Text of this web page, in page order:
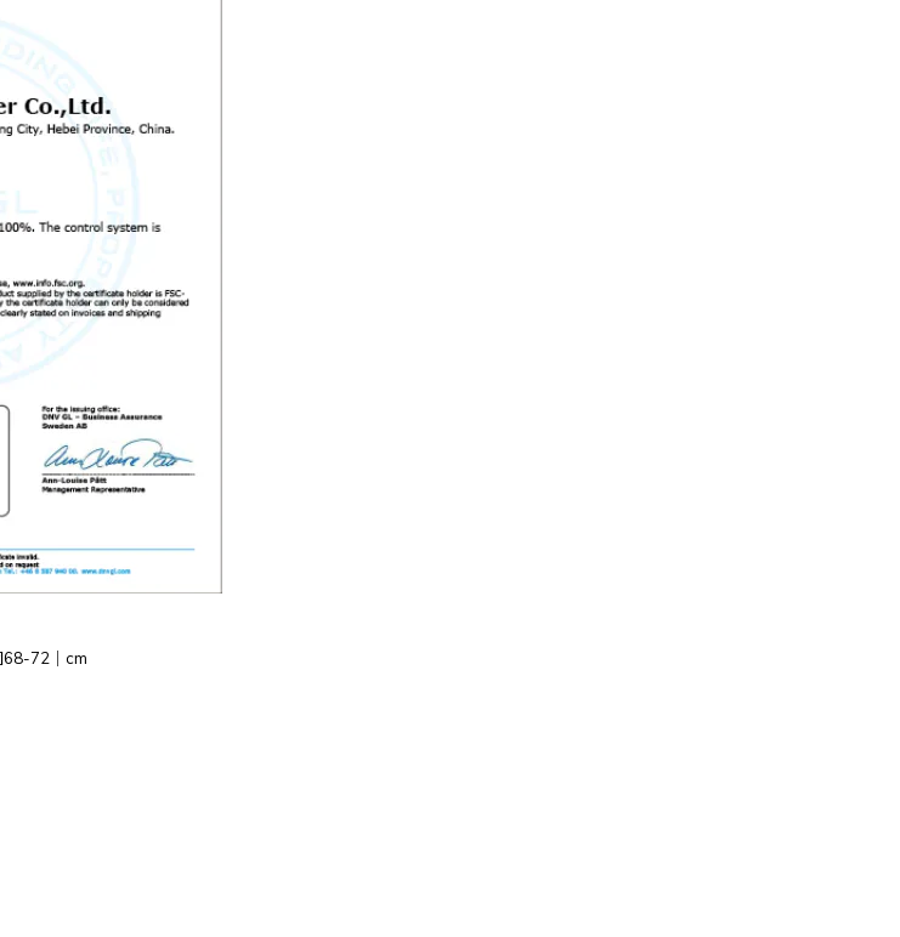
68-72｜ cm